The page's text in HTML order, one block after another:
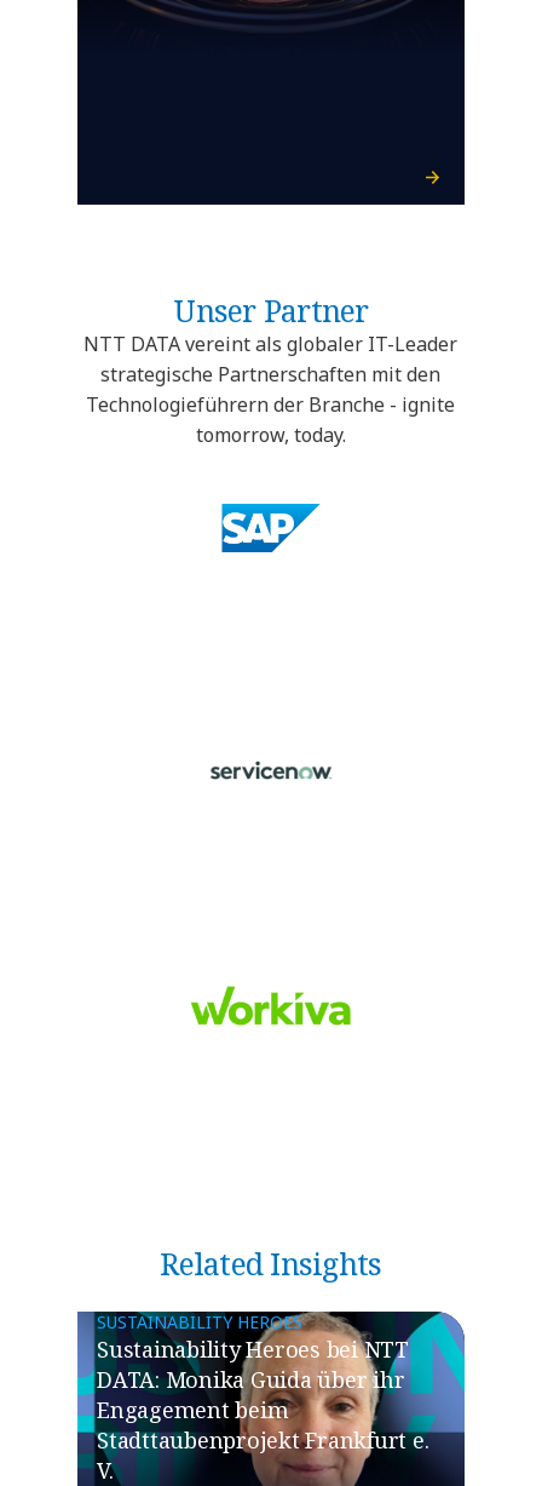
Unser Partner
NTT DATA vereint als globaler IT-Leader
strategische Partnerschaften mit den
Technologieführern der Branche - ignite
tomorrow, today.
Related Insights
SUSTAINABILITY HEROES
Sustainability Heroes bei NTT
DATA: Monika Guida über ihr
Engagement beim
Stadttaubenprojekt Frankfurt e.
V.